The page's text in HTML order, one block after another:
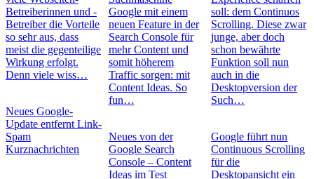
Betreiberinnen und -
Betreiber die Vorteile
so sehr aus, dass
meist die gegenteilige
Wirkung erfolgt.
Denn viele wiss…
Neues Google-
Update entfernt Link-
Spam
Kurznachrichten
Google mit einem
neuen Feature in der
Search Console für
mehr Content und
somit höherem
Traffic sorgen: mit
Content Ideas. So
fun…
Neues von der
Google Search
Console – Content
Ideas im Test
soll: dem Continuos
Scrolling. Diese zwar
junge, aber doch
schon bewährte
Funktion soll nun
auch in die
Desktopversion der
Such…
Google führt nun
Continuous Scrolling
für die
Desktopansicht ein